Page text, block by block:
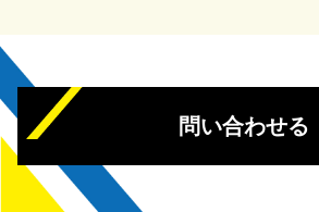
問い合わせる